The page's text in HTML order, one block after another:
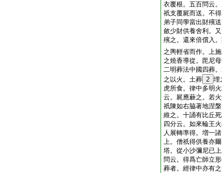
衣覆根。五百問云
祇支覆屍而送。不
弟子同學當出財殯
斂少財供養舍利。
殯之。還來倍償入
之輿輕省而作。上
之燒香導從。毘尼
二明葬法中國四葬
之以火。土葬 2 埋
虎所食。律中多明
云。屍應薶之。若
祇陳如右脇著地涅
維之。十誦有比丘
四分云。如來輪王
人展轉準得。増一
上。僧祇得供養亦
塔。從小沙彌尼已
問云。得爲亡師立
葬者。經律中亦有